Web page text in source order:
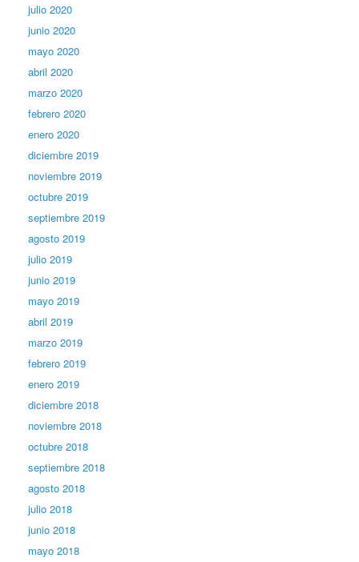
julio 2020
junio 2020
mayo 2020
abril 2020
marzo 2020
febrero 2020
enero 2020
diciembre 2019
noviembre 2019
octubre 2019
septiembre 2019
agosto 2019
julio 2019
junio 2019
mayo 2019
abril 2019
marzo 2019
febrero 2019
enero 2019
diciembre 2018
noviembre 2018
octubre 2018
septiembre 2018
agosto 2018
julio 2018
junio 2018
mayo 2018